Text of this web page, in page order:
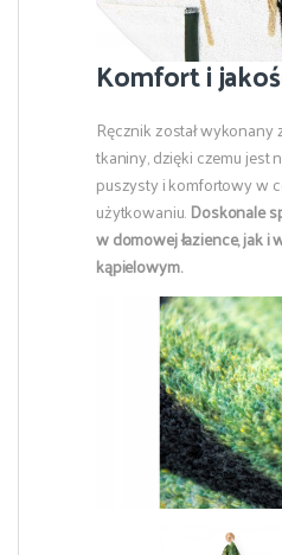
Komfort i
Ręcznik został
tkaniny, dzięki czemu jest
puszysty i komfortowy w
użytkowaniu. Doskonale
w domowej łazience, jak i
kąpielowym.